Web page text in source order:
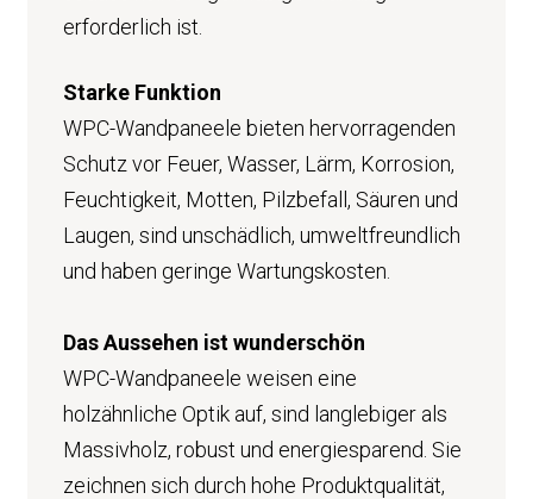
erforderlich ist.
Starke Funktion
WPC-Wandpaneele bieten hervorragenden
Schutz vor Feuer, Wasser, Lärm, Korrosion,
Feuchtigkeit, Motten, Pilzbefall, Säuren und
Laugen, sind unschädlich, umweltfreundlich
und haben geringe Wartungskosten.
Das Aussehen ist wunderschön
WPC-Wandpaneele weisen eine
holzähnliche Optik auf, sind langlebiger als
Massivholz, robust und energiesparend. Sie
zeichnen sich durch hohe Produktqualität,